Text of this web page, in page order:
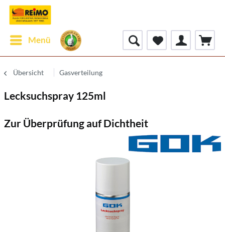
Menü
Übersicht Gasverteilung
Lecksuchspray 125ml
Zur Überprüfung auf Dichtheit